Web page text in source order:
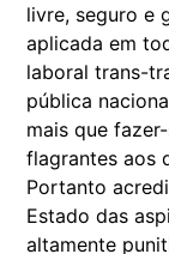
livre, seguro e
aplicada em
laboral trans-
pública
mais que
flagrantes aos
Portanto
Estado das
altamente